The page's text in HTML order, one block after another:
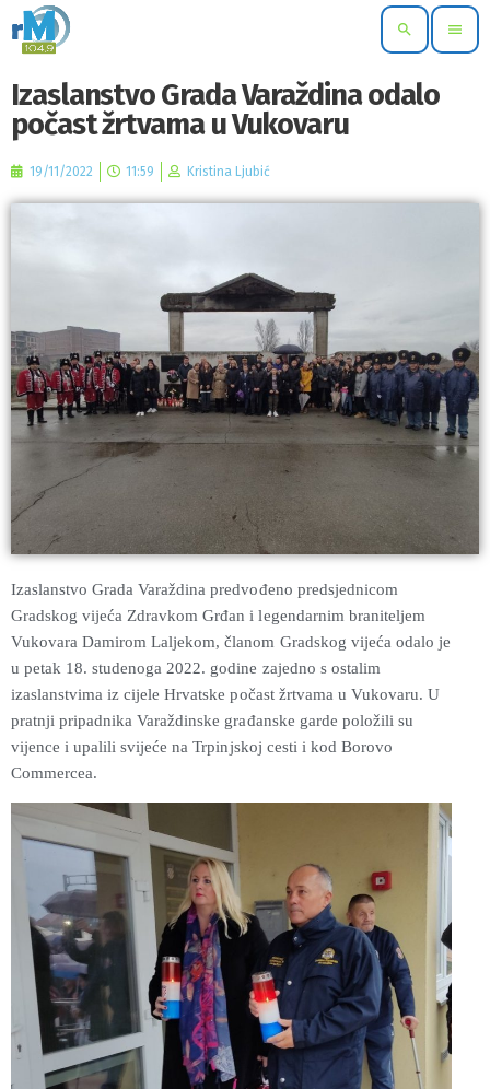
search menu
Izaslanstvo Grada Varaždina odalo
počast žrtvama u Vukovaru
19/11/2022 11:59 Kristina Ljubić
Izaslanstvo Grada Varaždina predvođeno predsjednicom
Gradskog vijeća Zdravkom Grđan i legendarnim braniteljem
Vukovara Damirom Laljekom, članom Gradskog vijeća odalo je
u petak 18. studenoga 2022. godine zajedno s ostalim
izaslanstvima iz cijele Hrvatske počast žrtvama u Vukovaru. U
pratnji pripadnika Varaždinske građanske garde položili su
vijence i upalili svijeće na Trpinjskoj cesti i kod Borovo
Commercea.